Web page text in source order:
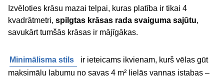
Izvēloties krāsu mazai telpai, kuras platība ir tikai 4
kvadrātmetri, spilgtas krāsas rada svaiguma sajūtu,
savukārt tumšās krāsas ir mājīgākas.
Minimālisma stils
ir ieteicams ikvienam, kurš vēlas gūt
maksimālu labumu no savas 4 m² lielās vannas istabas –